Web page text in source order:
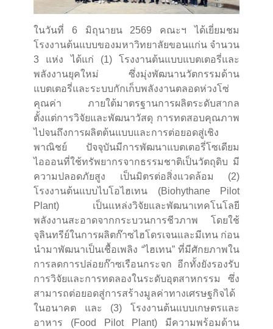
ในวันที่ 6 มิถุนายน 2569 คณะฯ ได้เยี่ยมชม
โรงงานต้นแบบของมหาวิทยาลัยขอนแก่น จำนวน
3 แห่ง ได้แก่ (1) โรงงานต้นแบบแบตเตอรี่และ
พลังงานยุคใหม่ ซึ่งมุ่งพัฒนานวัตกรรมด้าน
แบตเตอรี่และระบบกักเก็บพลังงานตลอดห่วงโซ่
คุณค่า ภายใต้มาตรฐานการผลิตระดับสากล
ตั้งแต่การวิจัยและพัฒนาวัสดุ การทดสอบคุณภาพ
ไปจนถึงการผลิตต้นแบบและการต่อยอดสู่เชิง
พาณิชย์ ปัจจุบันมีการพัฒนาแบตเตอรี่โซเดียม
ไอออนที่ใช้ทรัพยากรจากธรรมชาติเป็นวัตถุดิบ มี
ความปลอดภัยสูง เป็นมิตรต่อสิ่งแวดล้อม (2)
โรงงานต้นแบบไบโอไฮเทน (Biohythane Pilot
Plant) เป็นแหล่งวิจัยและพัฒนาเทคโนโลยี
พลังงานสะอาดจากกระบวนการชีวภาพ โดยใช้
จุลินทรีย์ในการผลิตก๊าซไฮโดรเจนและมีเทน ก่อน
นำมาพัฒนาเป็นเชื้อเพลิง “ไฮเทน” ที่มีศักยภาพใน
การลดการปล่อยก๊าซเรือนกระจก อีกทั้งยังรองรับ
การวิจัยและการทดลองในระดับอุตสาหกรรม ซึ่ง
สามารถต่อยอดสู่การสร้างมูลค่าทางเศรษฐกิจได้
ในอนาคต และ (3) โรงงานต้นแบบเกษตรและ
อาหาร (Food Pilot Plant) มีความพร้อมด้าน